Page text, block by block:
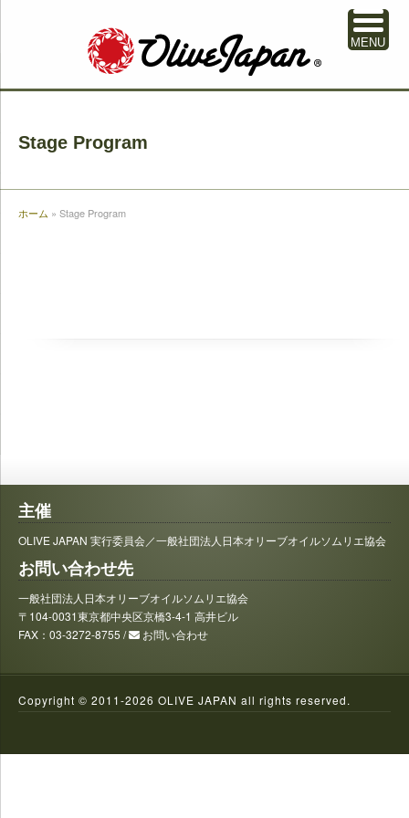
Stage Program
ホーム » Stage Program
主催
OLIVE JAPAN 実行委員会／一般社団法人日本オリーブオイルソムリエ協会
お問い合わせ先
一般社団法人日本オリーブオイルソムリエ協会
〒104-0031東京都中央区京橋3-4-1 高井ビル
FAX：03-3272-8755 /
お問い合わせ
Copyright © 2011-2026 OLIVE JAPAN all rights reserved.
MENU